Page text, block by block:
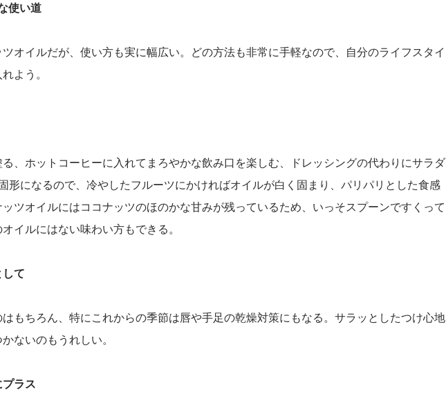
使い道
オイルだが、使い方も実に幅広い。どの方法も非常に手軽なので、自分のライフスタイ
よう。
、ホットコーヒーに入れてまろやかな飲み口を楽しむ、ドレッシングの代わりにサラダ
形になるので、冷やしたフルーツにかければオイルが白く固まり、パリパリとした食感
ツオイルにはココナッツのほのかな甘みが残っているため、いっそスプーンですくって
イルにはない味わい方もできる。
て
もちろん、特にこれからの季節は唇や手足の乾燥対策にもなる。サラッとしたつけ心地
ないのもうれしい。
ラス